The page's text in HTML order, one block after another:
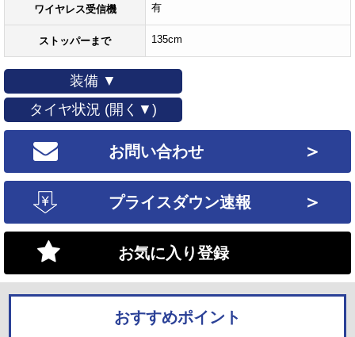
ワイヤレス受信機 有
ストッパーまで 135cm
装備 ▼
タイヤ状況 (開く▼)
お問い合わせ ＞
プライスダウン速報 ＞
お気に入り登録
おすすめポイント